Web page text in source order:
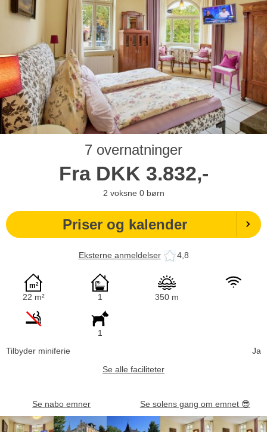
7 overnatninger
Fra DKK 3.832,-
2 voksne 0 børn
Priser og kalender
Eksterne anmeldelser 4,8
22 m² 1 350 m
1
Tilbyder miniferie
Ja
Se alle faciliteter
Se nabo emner Se solens gang om emnet 😎